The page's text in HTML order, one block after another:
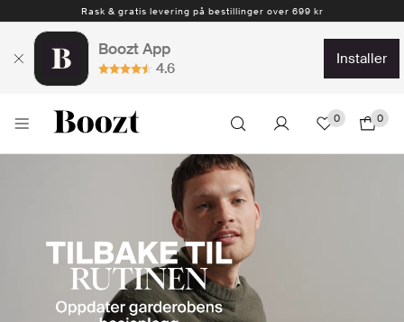
1-4 arbeidsdager
Boozt App
4.6
installer
0 0